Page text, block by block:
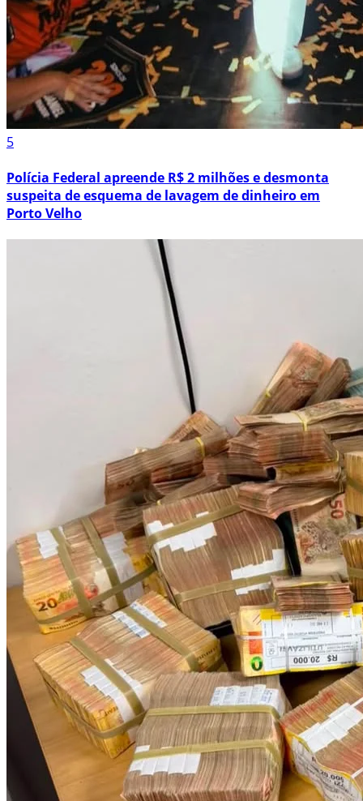
5
Polícia Federal apreende R$ 2 milhões e desmonta
suspeita de esquema de lavagem de dinheiro em
Porto Velho